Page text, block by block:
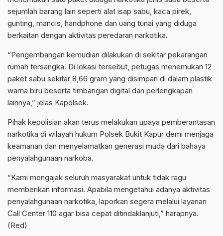
sejumlah barang lain seperti alat isap sabu, kaca pirek,
gunting, mancis, handphone dan uang tunai yang diduga
berkaitan dengan aktivitas peredaran narkotika.
“Pengembangan kemudian dilakukan di sekitar pekarangan
rumah tersangka. Di lokasi tersebut, petugas menemukan 12
paket sabu sekitar 8,66 gram yang disimpan di dalam plastik
warna biru beserta timbangan digital dan perlengkapan
lainnya,” jelas Kapolsek.
Pihak kepolisian akan terus melakukan upaya pemberantasan
narkotika di wilayah hukum Polsek Bukit Kapur demi menjaga
keamanan dan menyelamatkan generasi muda dari bahaya
penyalahgunaan narkoba.
“Kami mengajak seluruh masyarakat untuk tidak ragu
memberikan informasi. Apabila mengetahui adanya aktivitas
penyalahgunaan narkotika, laporkan segera melalui layanan
Call Center 110 agar bisa cepat ditindaklanjuti,” harapnya.
(Red)